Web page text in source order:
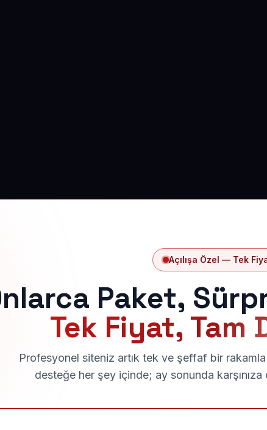
Açılışa Özel — Tek
Paket,
Tek Fiyat, Tam
Profesyonel siteniz artık tek ve şeffaf bir
desteğe her şey içinde; ay sonunda